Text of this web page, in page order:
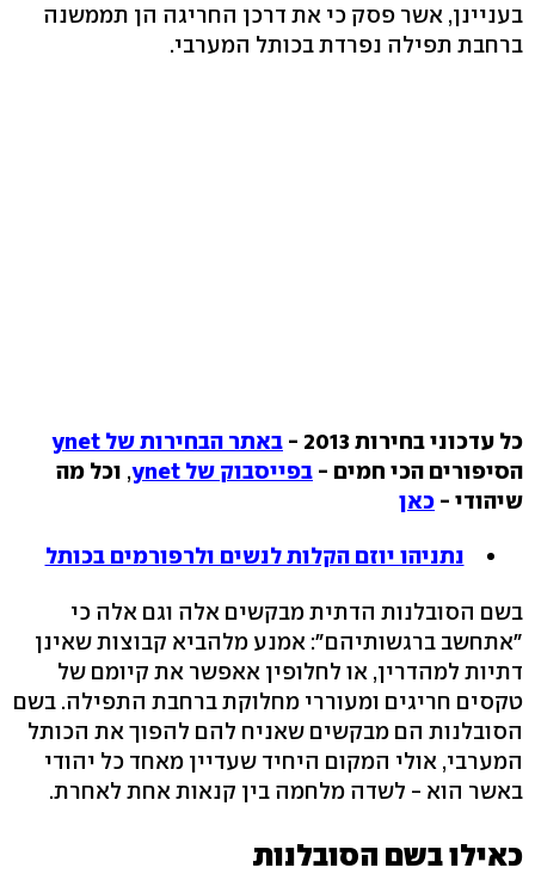
בעניינן, אשר פסק כי את דרכן החריגה הן תממשנה
ברחבת תפילה נפרדת בכותל המערבי.
כל עדכוני בחירות 2013 -
באתר הבחירות של ynet
הסיפורים הכי חמים - בפייסבוק של ynet , וכל מה
שיהודי - כאן
נתניהו יוזם הקלות לנשים ולרפורמים בכותל
בשם הסובלנות הדתית מבקשים אלה וגם אלה כי
"אתחשב ברגשותיהם": אמנע מלהביא קבוצות שאינן
דתיות למהדרין, או לחלופין אאפשר את קיומם של
טקסים חריגים ומעוררי מחלוקת ברחבת התפילה. בשם
הסובלנות הם מבקשים שאניח להם להפוך את הכותל
המערבי, אולי המקום היחיד שעדיין מאחד כל יהודי
באשר הוא - לשדה מלחמה בין קנאות אחת לאחרת.
כאילו בשם הסובלנות